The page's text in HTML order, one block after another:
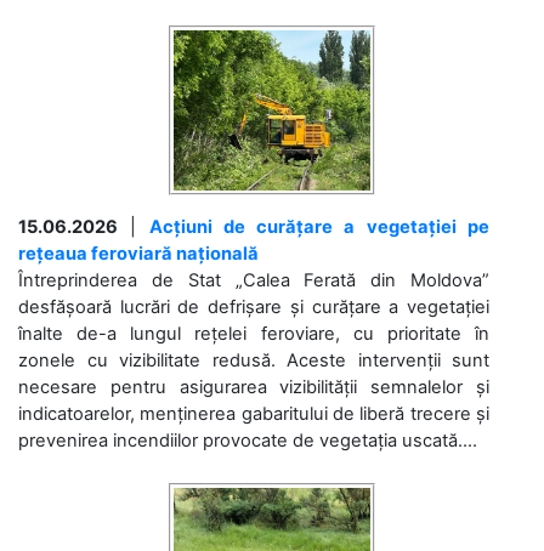
15.06.2026
Acțiuni de curățare a vegetației pe
rețeaua feroviară națională
Întreprinderea de Stat „Calea Ferată din Moldova”
desfășoară lucrări de defrișare și curățare a vegetației
înalte de-a lungul rețelei feroviare, cu prioritate în
zonele cu vizibilitate redusă. Aceste intervenții sunt
necesare pentru asigurarea vizibilității semnalelor și
indicatoarelor, menținerea gabaritului de liberă trecere și
prevenirea incendiilor provocate de vegetația uscată....